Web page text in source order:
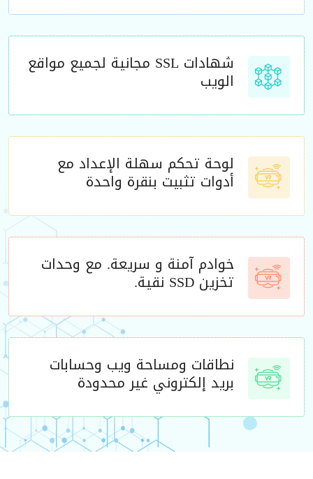
شهادات SSL مجانية لجميع مواقع
الويب
لوحة تحكم سهلة الإعداد مع
أدوات تثبيت بنقرة واحدة
خوادم آمنة و سريعة. مع وحدات
تخزين SSD نقية.
نطاقات ومساحة ويب وحسابات
بريد إلكتروني غير محدودة